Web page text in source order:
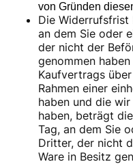
von Gründen
Die Widerrufsfrist
an dem Sie oder
der nicht der
genommen
Kaufvertrags
Rahmen einer
haben und die
haben, beträgt
Tag, an dem Sie
Dritter, der nicht
Ware in Besitz